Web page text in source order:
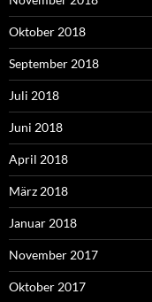
Oktober 2018
September 2018
Juli 2018
Juni 2018
April 2018
März 2018
Januar 2018
November 2017
Oktober 2017